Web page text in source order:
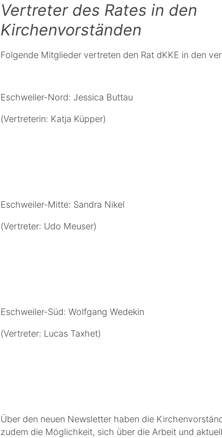
Vertreter des Rates in den
Kirchenvorständen
Folgende Mitglieder vertreten den Rat dKKE in den
Eschweiler-Nord: Jessica Buttau
(Vertreterin: Katja Küpper)
Eschweiler-Mitte: Sandra Nikel
(Vertreter: Udo Meuser)
Eschweiler-Süd: Wolfgang Wedekin
(Vertreter: Lucas Taxhet)
Über den neuen Newsletter haben die
zudem die Möglichkeit, sich über die Arbeit und